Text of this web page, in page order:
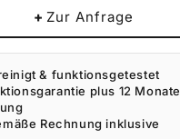
+ Zur Anfrage
& funktionsgetestet
plus 12 Monate
Rechnung inklusive